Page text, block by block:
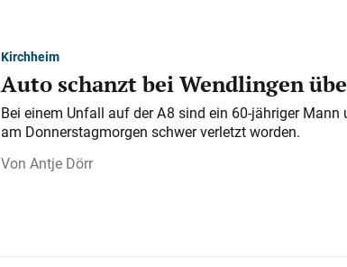
Kirchheim
Auto schanzt bei Wendlingen
Bei einem Unfall auf der A 8 sind ein 60-jähriger
am Donnerstagmorgen schwer verletzt worden.
Antje Dörr